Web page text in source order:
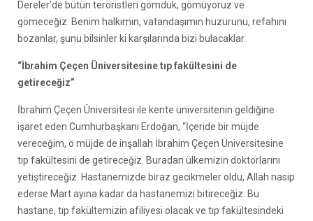
Dereler’de bütün teröristleri gömdük, gömüyoruz ve
gömeceğiz. Benim halkımın, vatandaşımın huzurunu, refahını
bozanlar, şunu bilsinler ki karşılarında bizi bulacaklar.
“İbrahim Çeçen Üniversitesine tıp fakültesini de
getireceğiz”
İbrahim Çeçen Üniversitesi ile kente üniversitenin geldiğine
işaret eden Cumhurbaşkanı Erdoğan, “İçeride bir müjde
vereceğim, o müjde de inşallah İbrahim Çeçen Üniversitesine
tıp fakültesini de getireceğiz. Buradan ülkemizin doktorlarını
yetiştireceğiz. Hastanemizde biraz gecikmeler oldu, Allah nasip
ederse Mart ayına kadar da hastanemizi bitireceğiz. Bu
hastane, tıp fakültemizin afiliyesi olacak ve tıp fakültesindeki